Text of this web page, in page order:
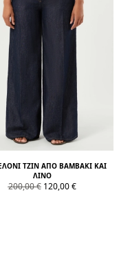
ΤΖΙΝ ΑΠΌ ΒΑΜΒΆΚΙ ΚΑΙ
ΛΙΝΌ
product.price.original
200,00 € product.price.sale
120,00 €